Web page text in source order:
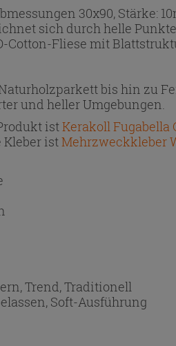
30x90, Stärke:
sich durch helle
Cotton-Fliese mit
bis hin zu
und heller Umgebungen.
istKerakoll Fugabella
istMehrzweckkleber
Trend, Traditionell
Soft-Ausführung